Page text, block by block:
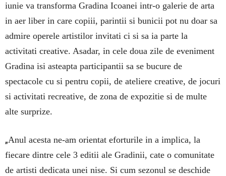
iunie va transforma Gradina Icoanei intr-o galerie de arta
in aer liber in care copiii, parintii si bunicii pot nu doar sa
admire operele artistilor invitati ci si sa ia parte la
activitati creative. Asadar, in cele doua zile de eveniment
Gradina isi asteapta participantii sa se bucure de
spectacole cu si pentru copii, de ateliere creative, de jocuri
si activitati recreative, de zona de expozitie si de multe
alte surprize.
„Anul acesta ne-am orientat eforturile in a implica, la
fiecare dintre cele 3 editii ale Gradinii, cate o comunitate
de artisti dedicata unei nise. Si cum sezonul se deschide